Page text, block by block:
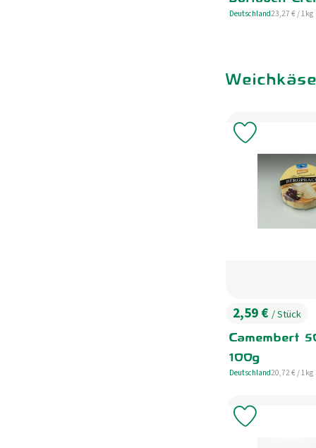
, Herkunft:
Deutschland, Referenzpreis:
23,27 € / 1kg
Weichkäse
, Preis:
2,59 € / Stück
Camembert
100g
, Herkunft:
Deutschland, Referenzpreis:
20,72 € / 1kg
Produkt
Produkt